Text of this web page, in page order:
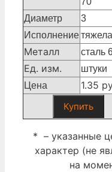
Диаметр
3
Исполнение
Металл сталь
Ед. изм.
штуки
Цена
1.35
Купить
* – указанные
характер (не
на